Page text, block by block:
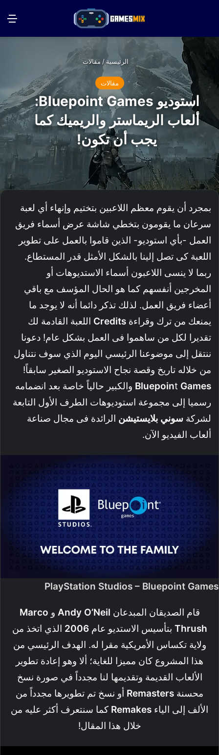
الرئيسية/ مقالات
مقالات
استوديو Bluepoint Games:
ألعاب الريماستر والريميك كما
يجب أن تكون!
بمجرد أن يقوم معظم اللاعبين بتختيم وإنهاء أي لعبة
سرعان ما يقومون بتخطي شاشة عرض أسماء فريق
العمل -بأي استوديو- الذين قاموا بالعمل على تطوير
اللعبة كى تصل إلينا بالشكل الأمثل قدر المستطاع.
ربما لا ينسى اللاعبون أسماء الاستديوهات أو
المخرجين أنفسهم كما هو الحال المؤسف مع باقي
أعضاء فريق العمل. لذلك تذكر دائما أنه لا يوجد ما
يمنعك من ترك وقراءة Credits اللعبة القادمة لك
تقديرا لكل من ساهموا فى العمل بشكل عام! دعونا
ننتقل إلى موضوعنا الرئيسي اليوم الذي سوف نتناول
من خلاله تاريخ وقصة نجاح الاستوديو الصغير سابقاً!
BluepoinT Games
والكبير حالياً خاصة بعد انضمامه
رسميا إلى مجموعة استوديوهات الطرف الأول التابعة
لشركة سوني بلايستيشن الرائدة فى مجال صناعة
ألعاب الفيديو الآن.
PlayStation Studios – Bluepoint Games
قام الصديقان المبدعان و Marco
Thrush بتأسيس الاستديو عام2006 الذي اتخذ من
ولاية تكساس الأمريكية مقرا له. الهدف الرئيسي من
هذا المشروع كان مميزا للغاية؛ ألا وهو إعادة تطوير
الألعاب القديمة وتقديمها لنا مجدداً في صورة نسخ
محسنة Remasters أو نسخ تم تطويرها مجدداً من
الألف إلى الياء Remakes كما سنتعرف أكثر عليه من
خلال هذا المقال!